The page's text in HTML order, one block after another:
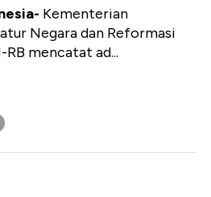
Kementerian
Negara dan Reformasi
mencatat ad...